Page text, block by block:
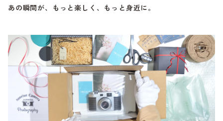
あの瞬間が、もっと楽しく、もっと身近に。